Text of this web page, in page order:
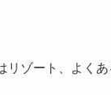
リゾート、よく